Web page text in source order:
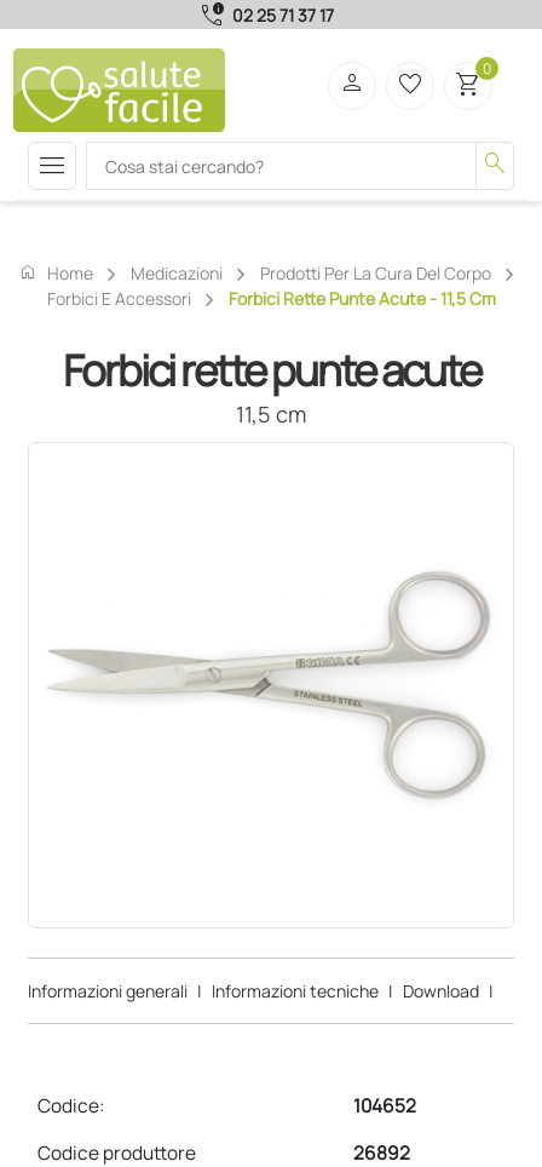
call_quality 02 25 71 37 17
menu search
person favorite_border shopping_cart0
home Home Medicazioni
Prodotti Per La Cura Del Corpo
Forbici E Accessori
Forbici Rette Punte Acute - 11,5 Cm
Forbici rette punte acute
11,5 cm
Informazioni generali | Informazioni tecniche | Download |
Codice:
104652
Codice produttore
26892